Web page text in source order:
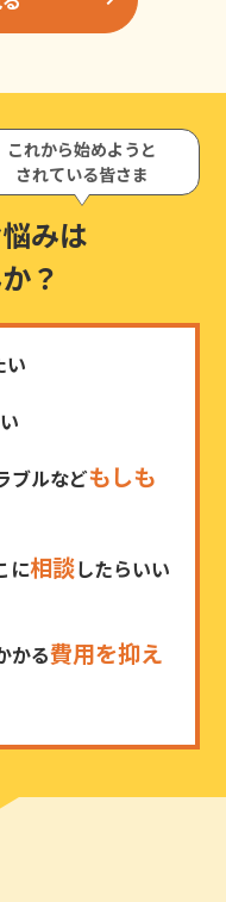
これから始めようと
されている皆さま
みは
？
い
ブルなどもしも
に相談したらいい
かる費用を抑え